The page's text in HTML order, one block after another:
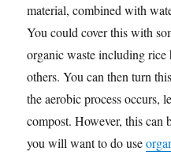
material, combined with
You could cover this with
organic waste including rice
others. You can then turn
the aerobic process occurs,
compost. However, this can
you will want to do use